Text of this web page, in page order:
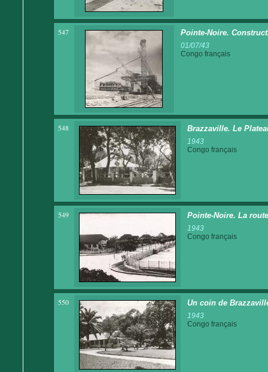
547 Pointe-Noire.
01/07/43
Congo français
548 Brazzaville. Le
1943
Congo français
549 Pointe-Noire. La
1943
Congo français
550 Un coin de
1943
Congo français